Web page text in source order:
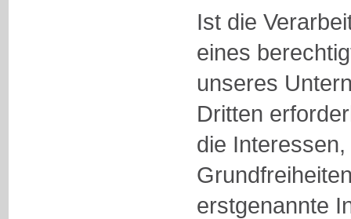
Ist die
eines
unseres
Dritten
die
erstgenannte